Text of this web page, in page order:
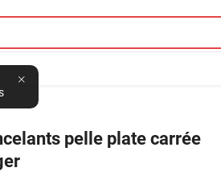
pelle plate carrée